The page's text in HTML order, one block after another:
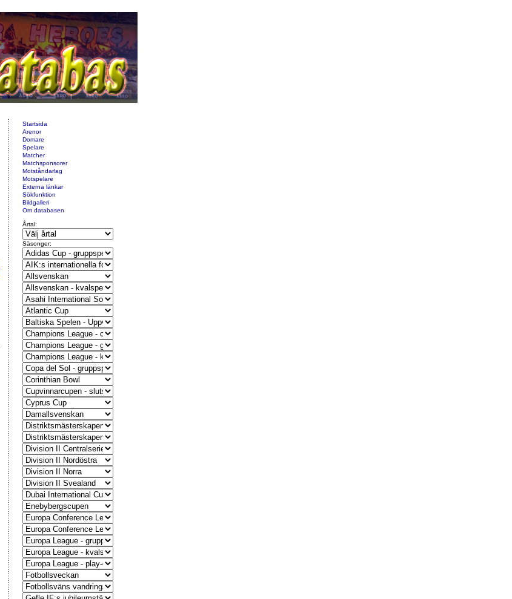
Startsida
Arenor
Domare
Spelare
Matcher
Matchsponsorer
Motståndarlag
Motspelare
Externa länkar
Sökfunktion
Bildgalleri
Om databasen
Årtal:
Säsonger: